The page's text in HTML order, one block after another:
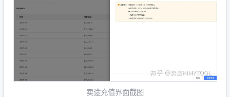
卖途充值界面截图